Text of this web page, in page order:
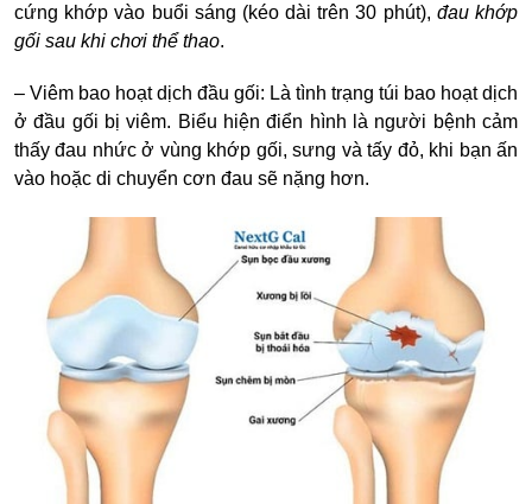
cứng khớp vào buổi sáng (kéo dài trên 30 phút), đau khớp
gối sau khi chơi thể thao.
– Viêm bao hoạt dịch đầu gối: Là tình trạng túi bao hoạt dịch
ở đầu gối bị viêm. Biểu hiện điển hình là người bệnh cảm
thấy đau nhức ở vùng khớp gối, sưng và tấy đỏ, khi bạn ấn
vào hoặc di chuyển cơn đau sẽ nặng hơn.